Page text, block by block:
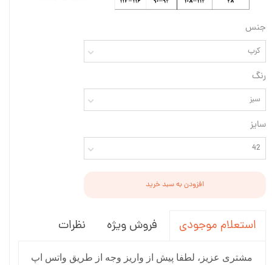
جنس
کرپ
رنگ
سبز
سایز
42
افزودن به سبد خرید
استعلام موجودی فروش ویژه نظرات
مشتری عزیز، لطفا پیش از واریز وجه از طریق واتس اپ